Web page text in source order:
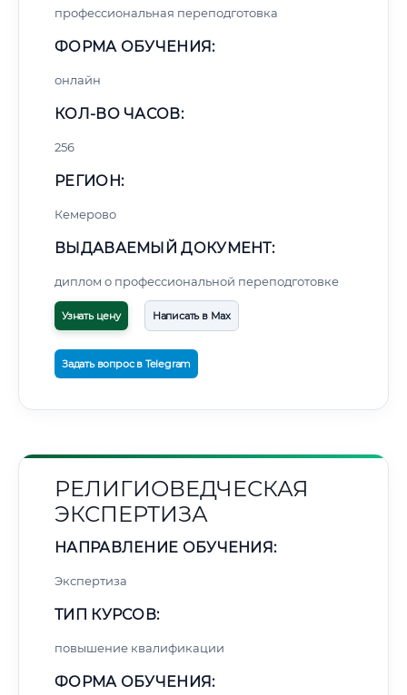
профессиональная переподготовка
ФОРМА ОБУЧЕНИЯ:
онлайн
КОЛ-ВО ЧАСОВ:
256
РЕГИОН:
Кемерово
ВЫДАВАЕМЫЙ ДОКУМЕНТ:
диплом о профессиональной переподготовке
Узнать цену Написать в Max
Задать вопрос в Telegram
РЕЛИГИОВЕДЧЕСКАЯ
ЭКСПЕРТИЗА
НАПРАВЛЕНИЕ ОБУЧЕНИЯ:
Экспертиза
ТИП КУРСОВ:
повышение квалификации
ФОРМА ОБУЧЕНИЯ: